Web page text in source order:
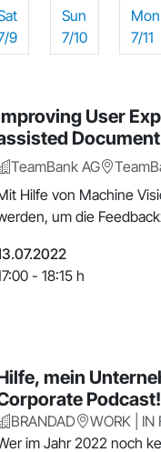
9
Sun
7/10
Mon
7/11
User
TeamBank AG
Hilfe von Machine
um die
- 18:15 h
mein
Podcast!
BRANDAD
WORK | IN
im Jahr 2022 noch